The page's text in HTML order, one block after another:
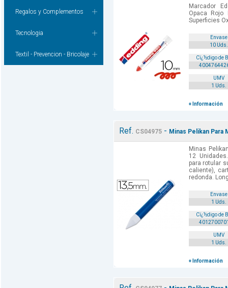
Regalos y Complementos
Tecnologia
Textil - Prevencion - Bricolaje
Marcador
Opaca Rojo
Superficies
Envase
10 Uds.
Cï¿½digo de
UMV
1 Uds.
+ Información
Ref. CS04975- Minas Pelikan Para
Minas
12
para rotular
caliente),
redonda.
Envase
1 Uds.
Cï¿½digo de
UMV
1 Uds.
+ Información